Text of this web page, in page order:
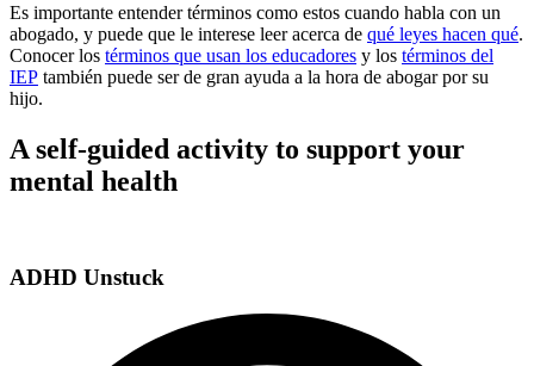
Es importante entender términos como estos cuando habla con un
abogado, y puede que le interese leer acerca de qué leyes hacen qué.
Conocer los términos que usan los educadores y los términos del
IEP también puede ser de gran ayuda a la hora de abogar por su
hijo.
A self-guided activity to support your
mental health
ADHD Unstuck